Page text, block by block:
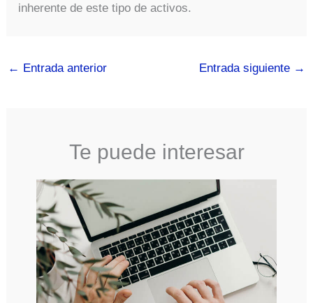
inherente de este tipo de activos.
← Entrada anterior Entrada siguiente →
Te puede interesar